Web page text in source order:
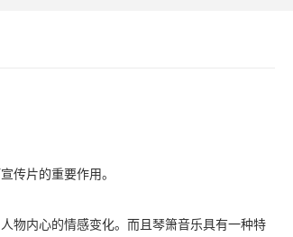
传片的重要作用。
物内心的情感变化。而且琴箫音乐具有一种特